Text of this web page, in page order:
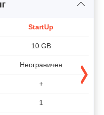
StartUp
10 GB
Неограничен
+
1